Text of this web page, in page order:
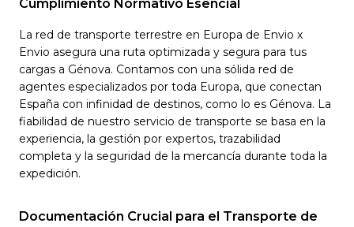
Cumplimiento Normativo Esencial
La red de transporte terrestre en Europa de Envio x
Envio asegura una ruta optimizada y segura para tus
cargas a Génova. Contamos con una sólida red de
agentes especializados por toda Europa, que conectan
España con infinidad de destinos, como lo es Génova. La
fiabilidad de nuestro servicio de transporte se basa en la
experiencia, la gestión por expertos, trazabilidad
completa y la seguridad de la mercancía durante toda la
expedición.
Documentación Crucial para el Transporte de